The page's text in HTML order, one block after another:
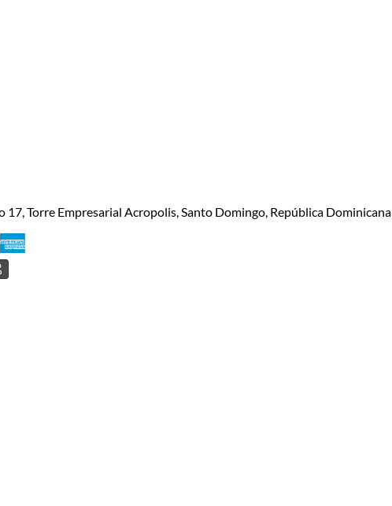
17, Torre Empresarial Acropolis, Santo Domingo, República Dominicana